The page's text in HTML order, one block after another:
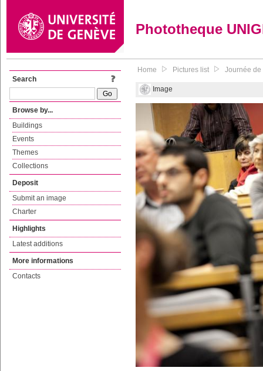
Phototheque
Search
Browse by...
Buildings
Events
Themes
Collections
Deposit
Submit an image
Charter
Highlights
Latest additions
More informations
Contacts
Home Pictures list Journée de
Image